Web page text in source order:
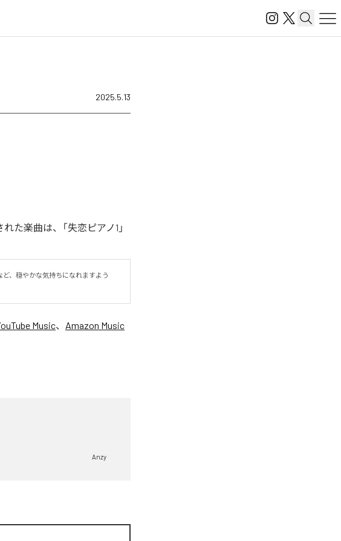
2025.5.13
た楽曲は、「失恋ピアノ1」
、穏やかな気持ちになれますよう
Music、 Amazon Music
Anzy